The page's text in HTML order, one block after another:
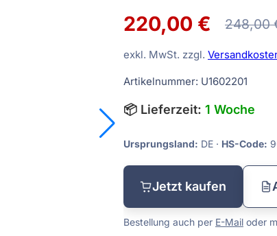
Tiefenmessgeräte
Waagen
Winkelmessgeräte
220,00 € 248,00
exkl. MwSt. zzgl.
Artikelnummer: U1602201
📦 Lieferzeit: 1 Woche
Ursprungsland: DE · HS-Code:
Jetzt kaufen
Bestellung auch per E-Mail oder